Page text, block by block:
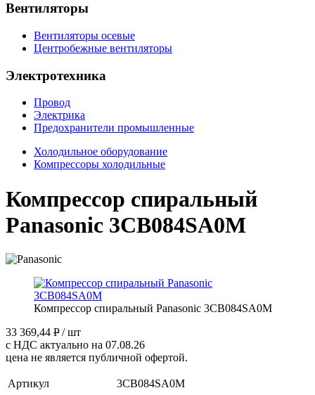
Вентиляторы
Вентиляторы осевые
Центробежные вентиляторы
Электротехника
Провод
Электрика
Предохранители промышленные
Холодильное оборудование
Компрессоры холодильные
Компрессор спиральный
Panasonic 3CB084SA0M
Компрессор спиральный Panasonic 3CB084SA0M
33 369,44 P / шт
с НДС актуально на 07.08.26
цена не является публичной офертой.
Артикул
3CB084SA0M